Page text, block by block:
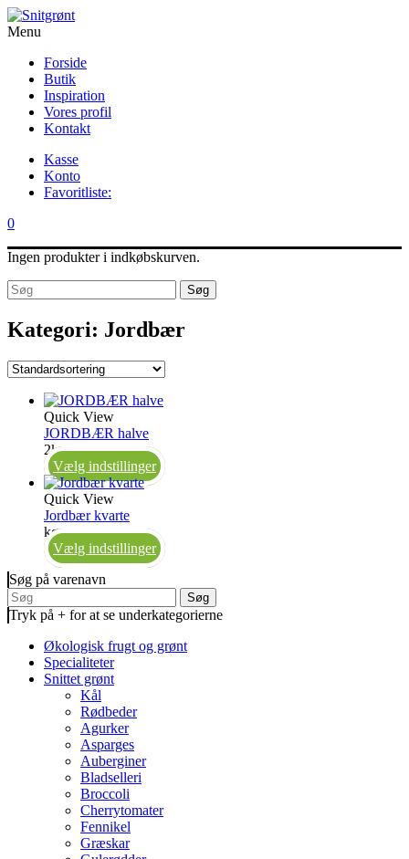
Menu
Forside
Butik
Inspiration
Vores profil
Kontakt
Kasse
Konto
Favoritliste:
0
Ingen produkter i indkøbskurven.
Søg
Kategori: Jordbær
Quick View
JORDBÆR halve
2kg
Vælg indstillinger
Quick View
Jordbær kvarte
kg
Vælg indstillinger
Søg på varenavn
Søg
Tryk på + for at se underkategorierne
Økologisk frugt og grønt
Specialiteter
Snittet grønt
Kål
Rødbeder
Agurker
Asparges
Auberginer
Bladselleri
Broccoli
Cherrytomater
Fennikel
Græskar